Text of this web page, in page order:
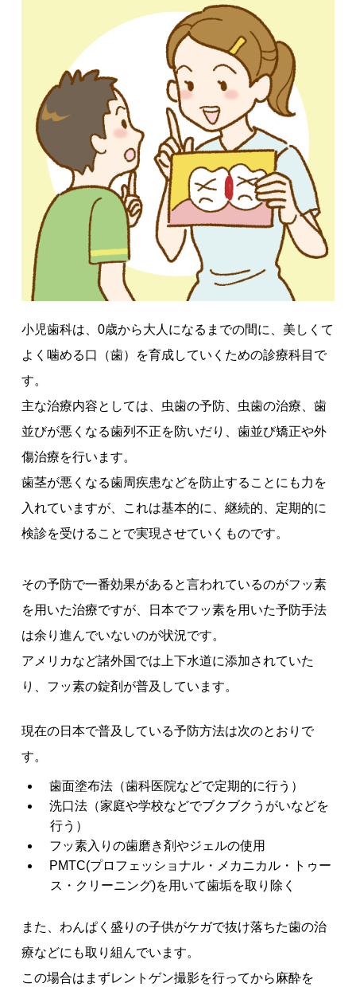
小児歯科は、0歳から大人になるまでの間に、美しくて
よく噛める口（歯）を育成していくための診療科目で
す。
主な治療内容としては、虫歯の予防、虫歯の治療、歯
並びが悪くなる歯列不正を防いだり、歯並び矯正や外
傷治療を行います。
歯茎が悪くなる歯周疾患などを防止することにも力を
入れていますが、これは基本的に、継続的、定期的に
検診を受けることで実現させていくものです。
その予防で一番効果があると言われているのがフッ素
を用いた治療ですが、日本でフッ素を用いた予防手法
は余り進んでいないのが状況です。
アメリカなど諸外国では上下水道に添加されていた
り、フッ素の錠剤が普及しています。
現在の日本で普及している予防方法は次のとおりで
す。
歯面塗布法（歯科医院などで定期的に行う）
洗口法（家庭や学校などでブクブクうがいなどを
行う）
フッ素入りの歯磨き剤やジェルの使用
PMTC(プロフェッショナル・メカニカル・トゥー
ス・クリーニング)を用いて歯垢を取り除く
また、わんぱく盛りの子供がケガで抜け落ちた歯の治
療などにも取り組んでいます。
この場合はまずレントゲン撮影を行ってから麻酔を